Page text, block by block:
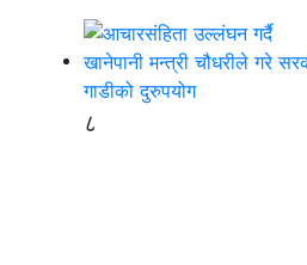
८